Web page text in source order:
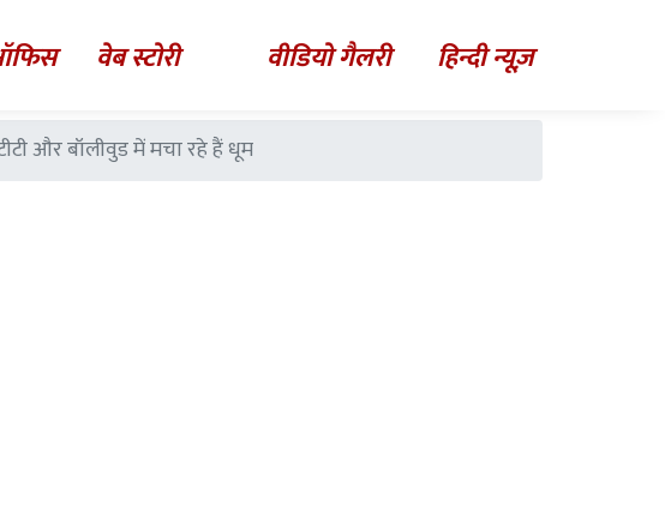
वेब स्टोरी वीडियो गैलरी हिन्दी न्यूज़
और बॉलीवुड में मचा रहे हैं धूम